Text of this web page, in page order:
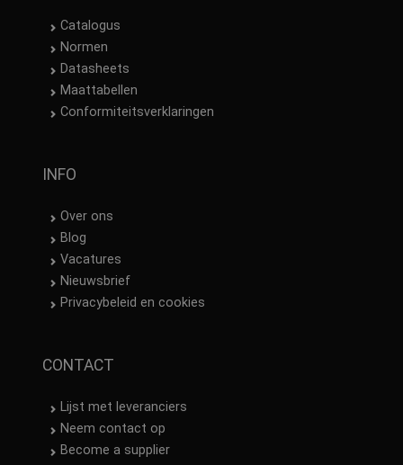
Catalogus
Normen
Datasheets
Maattabellen
Conformiteitsverklaringen
INFO
Over ons
Blog
Vacatures
Nieuwsbrief
Privacybeleid en cookies
CONTACT
Lijst met leveranciers
Neem contact op
Become a supplier